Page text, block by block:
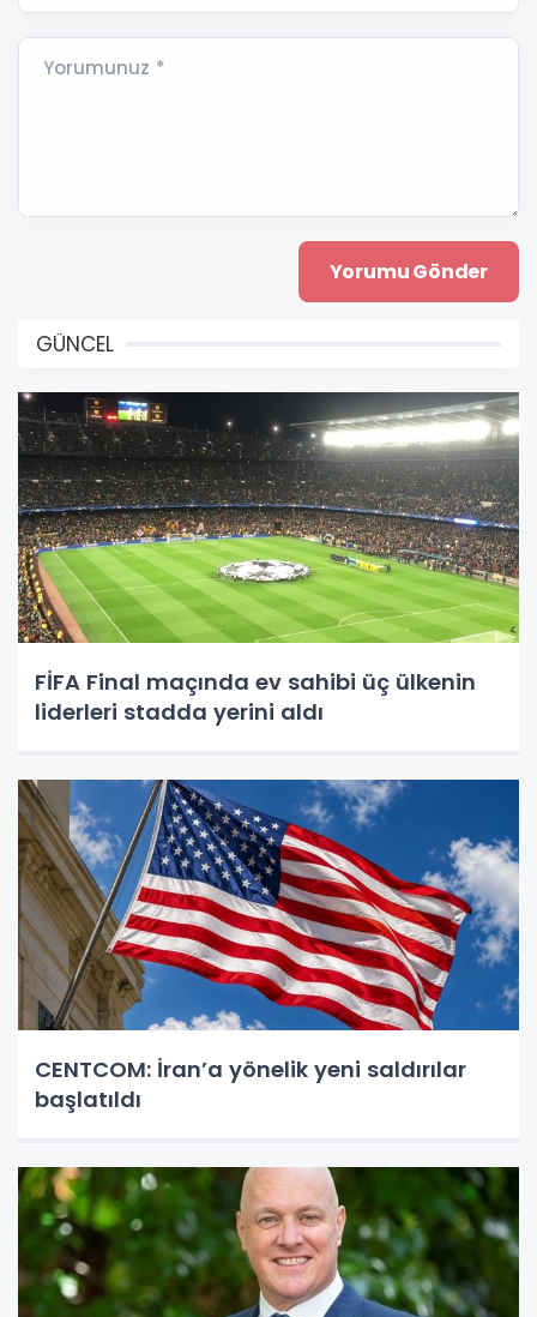
Yorumunuz *
GÜNCEL
FİFA Final maçında ev sahibi üç ülkenin
liderleri stadda yerini aldı
CENTCOM: İran’a yönelik yeni saldırılar
başlatıldı